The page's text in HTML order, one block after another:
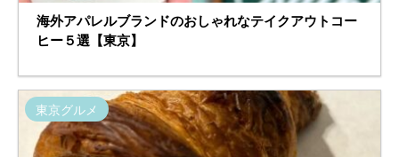
海外アパレルブランドのおしゃれなテイクアウトコー
ヒー５選【東京】
東京グルメ